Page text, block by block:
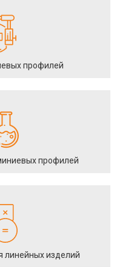
профилей
профилей
линейных изделий